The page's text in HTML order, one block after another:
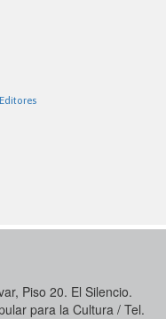
Piso 20. El Silencio.
para la Cultura / Tel.